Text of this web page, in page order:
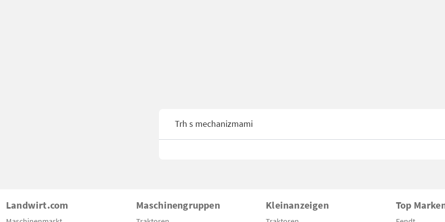
Trh s mechanizmami
Landwirt.com Maschinengruppen Kleinanzeigen Top